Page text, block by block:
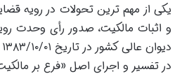
یکی از مهم ترین تحولات در رویه
در تفسیر و اجرای اصل «فرع بر